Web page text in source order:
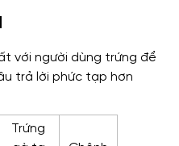
với người dùng trứng để
trả lời phức tạp hơn
Trứng